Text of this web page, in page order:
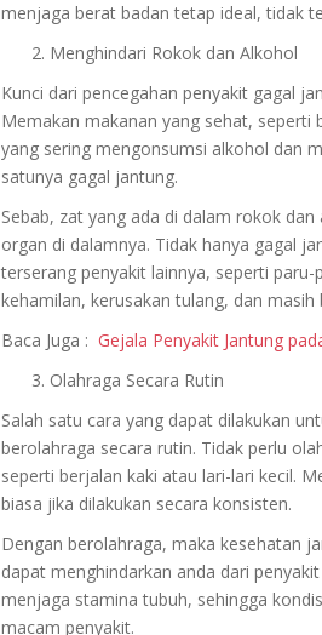
menjaga berat badan tetap ideal, tidak
Menghindari Rokok dan Alkohol
Kunci dari pencegahan penyakit gagal
Memakan makanan yang sehat, seperti
yang sering mengonsumsi alkohol dan
satunya gagal jantung.
Sebab, zat yang ada di dalam rokok
organ di dalamnya. Tidak hanya gagal
terserang penyakit lainnya, seperti
kehamilan, kerusakan tulang, dan masih
Baca Juga : Gejala Penyakit Jantung
Olahraga Secara Rutin
Salah satu cara yang dapat dilakukan
berolahraga secara rutin. Tidak perlu
seperti berjalan kaki atau lari-lari kecil.
biasa jika dilakukan secara konsisten.
Dengan berolahraga, maka kesehatan
dapat menghindarkan anda dari
menjaga stamina tubuh, sehingga
macam penyakit.